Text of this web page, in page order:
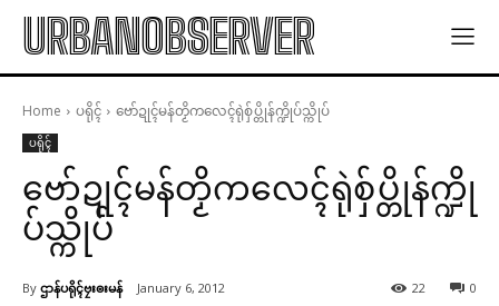
URBANOBSERVER
Home ပရိုၚ် ဗော်ဍုၚ်မန်တၟိကလေၚ်ရုဲစှ်ပ္တိုန်က္ဍိုပ်သ္ကိုပ်
ပရိုၚ်
ဗော်ဍုၚ်မန်တၟိကလေၚ်ရုဲစှ်ပ္တိုန်က္ဍို
ပ်သ္ကိုပ်
By ဌာန်ပရိုၚ်ဗၠးၜးမန် January 6, 2012 0
22